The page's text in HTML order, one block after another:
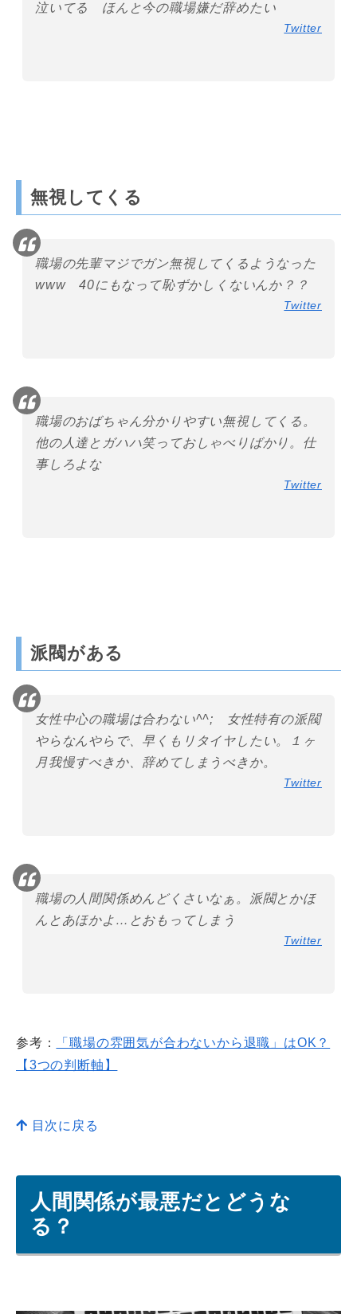
泣いてる ほんと今の職場嫌だ辞めたい
Twitter
無視してくる
職場の先輩マジでガン無視してくるようなった
www 40にもなって恥ずかしくないんか？？
Twitter
職場のおばちゃん分かりやすい無視してくる。
他の人達とガハハ笑っておしゃべりばかり。仕
事しろよな
Twitter
派閥がある
女性中心の職場は合わない^^; 女性特有の派閥
やらなんやらで、早くもリタイヤしたい。１ヶ
月我慢すべきか、辞めてしまうべきか。
Twitter
職場の人間関係めんどくさいなぁ。派閥とかほ
んとあほかよ…とおもってしまう
Twitter
参考：
「職場の雰囲気が合わないから退職」はOK？
【3つの判断軸】
目次に戻る
人間関係が最悪だとどうな
る？